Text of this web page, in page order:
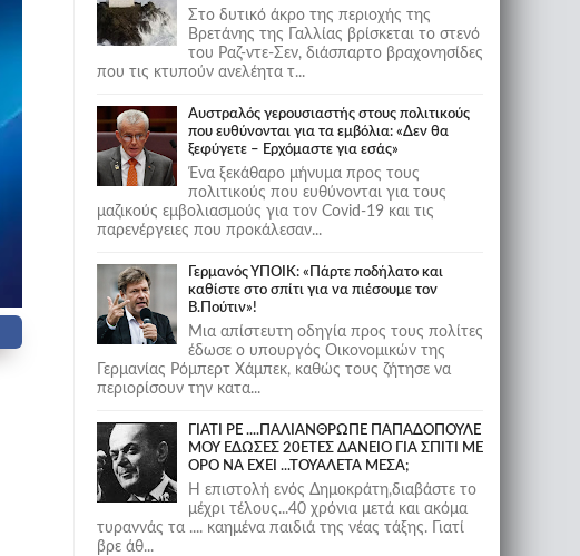
Στο δυτικό άκρο της περιοχής της
Βρετάνης της Γαλλίας βρίσκεται το στενό
του Ραζ-ντε-Σεν, διάσπαρτο βραχονησίδες
που τις κτυπούν ανελέητα τ...
Αυστραλός γερουσιαστής στους πολιτικούς
που ευθύνονται για τα εμβόλια: «Δεν θα
ξεφύγετε – Ερχόμαστε για εσάς»
Ένα ξεκάθαρο μήνυμα προς τους
πολιτικούς που ευθύνονται για τους
μαζικούς εμβολιασμούς για τον Covid-19 και τις
παρενέργειες που προκάλεσαν...
Γερμανός ΥΠΟΙΚ: «Πάρτε ποδήλατο και
καθίστε στο σπίτι για να πιέσουμε τον
Β.Πούτιν»!
Μια απίστευτη οδηγία προς τους πολίτες
έδωσε ο υπουργός Οικονομικών της
Γερμανίας Ρόμπερτ Χάμπεκ, καθώς τους ζήτησε να
περιορίσουν την κατα...
ΓΙΑΤΙ ΡΕ ....ΠΑΛΙΑΝΘΡΩΠΕ ΠΑΠΑΔΟΠΟΥΛΕ
ΜΟΥ ΕΔΩΣΕΣ 20ΕΤΕΣ ΔΑΝΕΙΟ ΓΙΑ ΣΠΙΤΙ ΜΕ
ΟΡΟ ΝΑ ΕΧΕΙ ...ΤΟΥΑΛΕΤΑ ΜΕΣΑ;
Η επιστολή ενός Δημοκράτη,διαβάστε το
μέχρι τέλους...40 χρόνια μετά και ακόμα
τυραννάς τα .... καημένα παιδιά της νέας τάξης. Γιατί
βρε άθ...